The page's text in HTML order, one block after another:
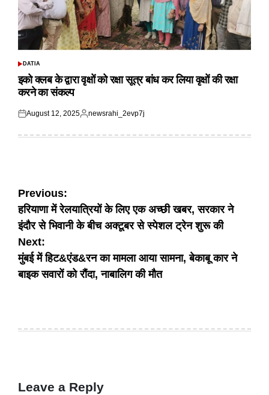
POSTED
DATIA
इको क्लब के द्वारा वृक्षों को रक्षा सूत्र बांध कर लिया वृक्षों की रक्षा
करने का संकल्प
Posted
August 12, 2025
Posted
newsrahi_2evp7j
Post
navigation
Previous:
हरियाणा में रेलयात्रियों के लिए एक अच्छी खबर, सरकार ने
इंदौर से भिवानी के बीच अक्टूबर से स्पेशल ट्रेन शुरू की
Next:
मुंबई में हिट&एंड&रन का मामला आया सामना, बेकाबू कार ने
बाइक सवारों को रौंदा, नाबालिग की मौत
Leave a Reply